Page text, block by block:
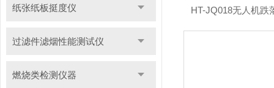
纸张纸板挺度仪
过滤件滤烟性能测试仪
燃烧类检测仪器
HT-JQ018无人机跌